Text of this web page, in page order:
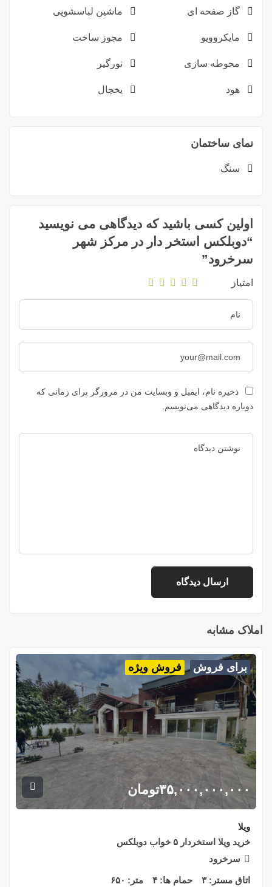
گاز صفحه ای ماشین لباسشویی
مایکروویو مجوز ساخت
محوطه سازی نورگیر
هود یخچال
نمای ساختمان
سنگ
اولین کسی باشید که دیدگاهی می نویسید
“دوبلکس استخر دار در مرکز شهر
سرخرود”
امتیاز
ذخیره نام، ایمیل و وبسایت من در مرورگر برای زمانی که
دوباره دیدگاهی می‌نویسم.
املاک مشابه
برای فروش فروش ویژه
۳۵,۰۰۰,۰۰۰,۰۰۰تومان
ویلا
خرید ویلا استخردار ۵ خواب دوبلکس
سرخرود
اتاق مستر:۳ حمام ها: ۴ متر: ۶۵۰